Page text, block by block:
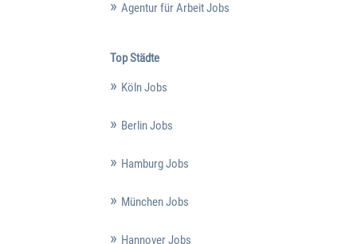
Agentur für Arbeit Jobs
Top Städte
Köln Jobs
Berlin Jobs
Hamburg Jobs
München Jobs
Hannover Jobs